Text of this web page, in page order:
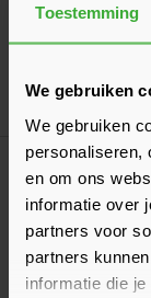
Toestemming
We gebruiken
We gebruiken
personaliseren,
en om ons
informatie over
partners voor
partners
informatie die
Hier lees je de
product. Hun
van de kwaliteit
Heb je zelf